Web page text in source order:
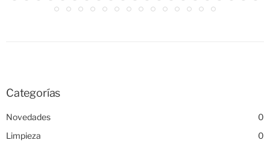
Categorías
Novedades
0
Limpieza
0